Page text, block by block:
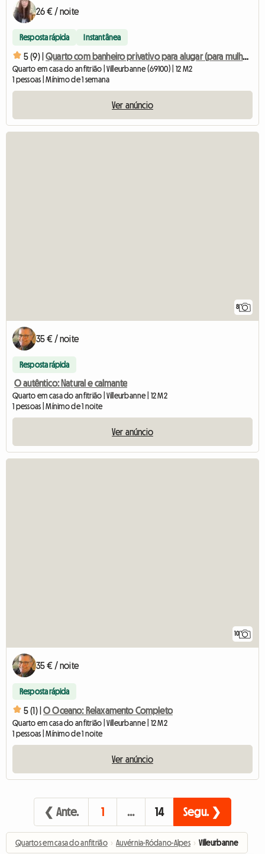
26 € / noite
Resposta rápida Instantânea
5 (9) | Quarto com banheiro privativo para alugar (para mulheres)
Quarto em casa do anfitrião | Villeurbanne (69100) | 12 M2
1 pessoas | Mínimo de 1 semana
Ver anúncio
8
35 € / noite
Resposta rápida
O autêntico: Natural e calmante
Quarto em casa do anfitrião | Villeurbanne | 12 M2
1 pessoas | Mínimo de 1 noite
Ver anúncio
10
35 € / noite
Resposta rápida
5 (1) | O Oceano: Relaxamento Completo
Quarto em casa do anfitrião | Villeurbanne | 12 M2
1 pessoas | Mínimo de 1 noite
Ver anúncio
❮ Ante. 1 … 14 Segu. ❯
Quartos em casa do anfitrião › Auvérnia-Ródano-Alpes › Villeurbanne